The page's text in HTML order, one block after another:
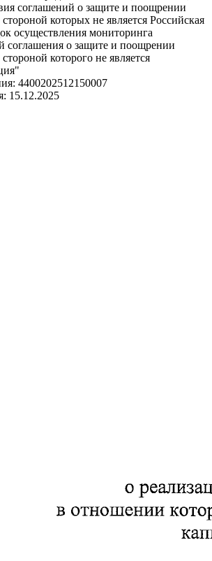
соглашений о защите и поощрении
которых не является Российская
осуществления мониторинга
соглашения о защите и поощрении
которого не является
4400202512150007
15.12.2025